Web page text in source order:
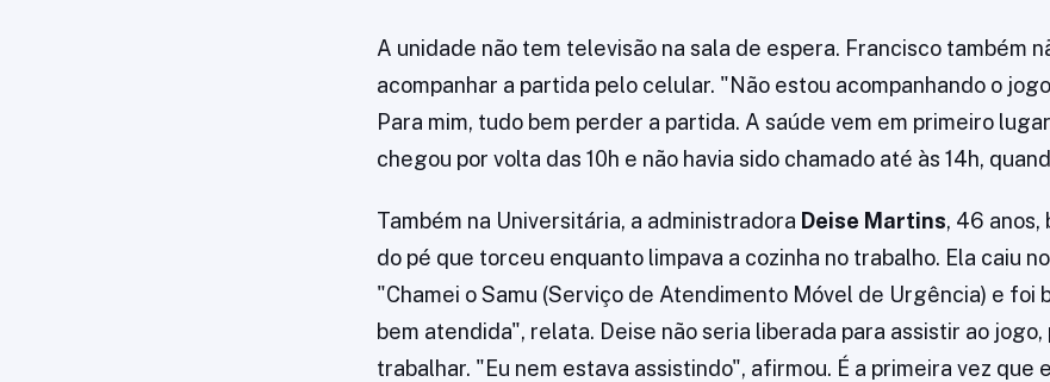
A unidade não tem televisão na sala de espera. Francisco também
acompanhar a partida pelo celular. "Não estou acompanhando o
Para mim, tudo bem perder a partida. A saúde vem em primeiro
chegou por volta das 10h e não havia sido chamado até às 14h,
Também na Universitária, a administradora Deise Martins, 46 anos,
do pé que torceu enquanto limpava a cozinha no trabalho. Ela caiu
"Chamei o Samu (Serviço de Atendimento Móvel de Urgência) e foi
bem atendida", relata. Deise não seria liberada para assistir ao jogo,
trabalhar. "Eu nem estava assistindo", afirmou. É a primeira vez que